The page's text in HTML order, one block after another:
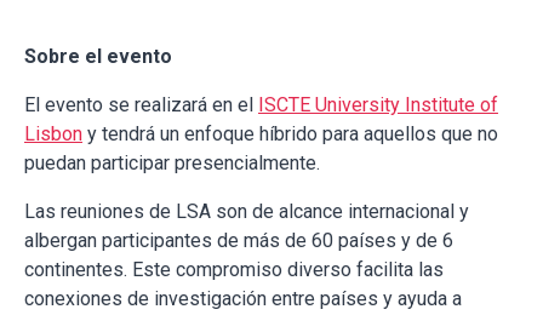
Sobre el evento
El evento se realizará en el
ISCTE University Institute of
Lisbon y tendrá un enfoque híbrido para aquellos que no
puedan participar presencialmente.
Las reuniones de LSA son de alcance internacional y
albergan participantes de más de 60 países y de 6
continentes. Este compromiso diverso facilita las
conexiones de investigación entre países y ayuda a